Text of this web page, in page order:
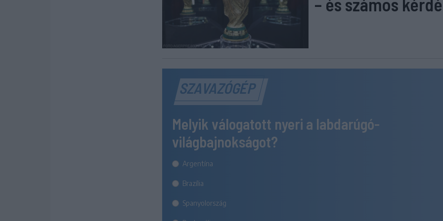
SZAVAZÓGÉP
Melyik válogatott nyeri a labdarúgó-
világbajnokságot?
Argentína
Brazília
Spanyolország